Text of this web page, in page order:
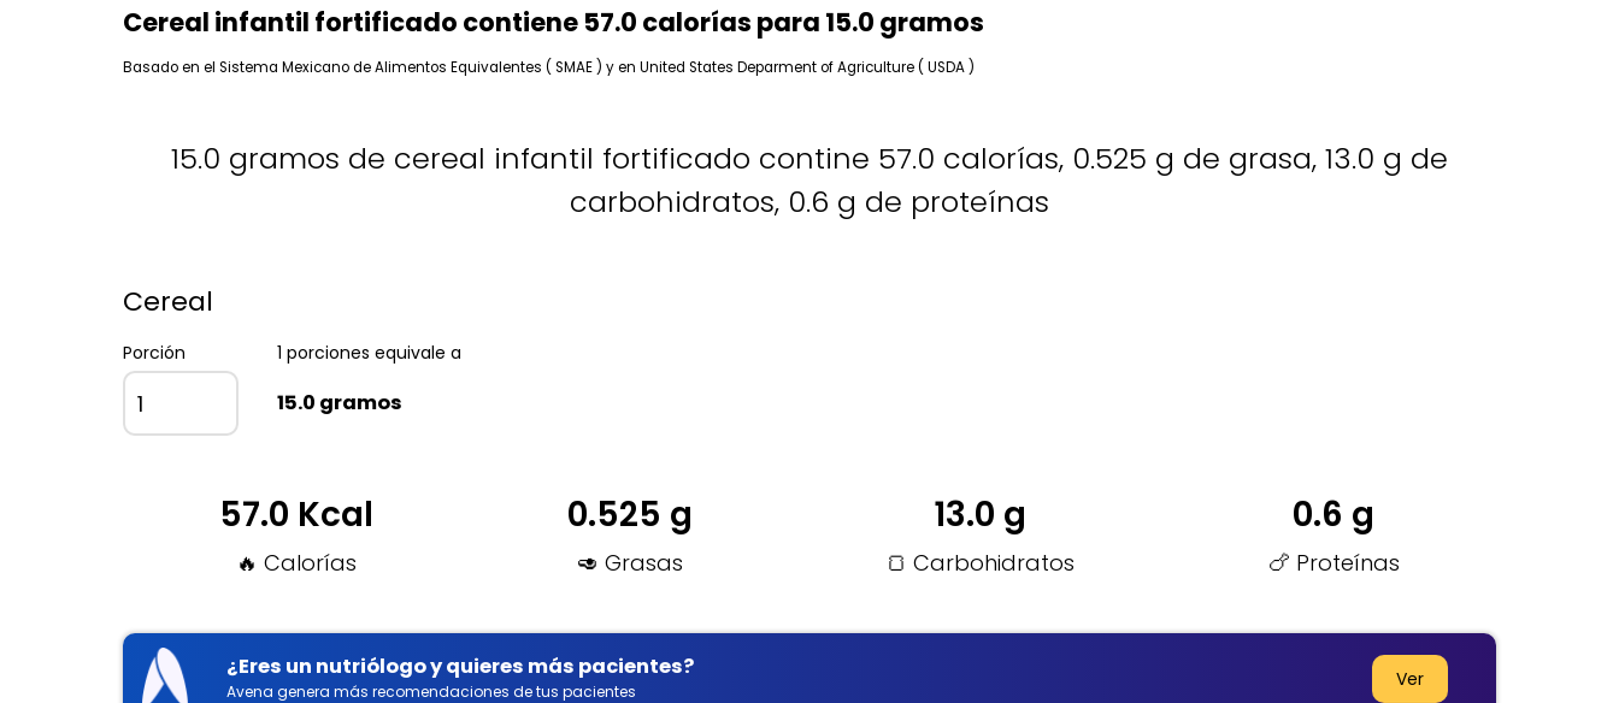
Cereal infantil fortificado contiene 57.0 calorías para 15.0 gramos
Basado en el Sistema Mexicano de Alimentos Equivalentes ( SMAE ) y en United States Deparment of Agriculture ( USDA )
15.0 gramos de cereal infantil fortificado contine 57.0 calorías, 0.525 g de grasa, 13.0 g de
carbohidratos, 0.6 g de proteínas
Cereal
Porción 1 porciones equivale a
15.0 gramos
57.0 Kcal
🔥 Calorías
0.525 g
🥑 Grasas
13.0 g
🍞 Carbohidratos
0.6 g
🍗 Proteínas
¿Eres un nutriólogo y quieres más pacientes?
Avena genera más recomendaciones de tus pacientes
Ver